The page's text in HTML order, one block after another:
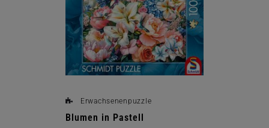
Erwachsenenpuzzle
Blumen in Pastell